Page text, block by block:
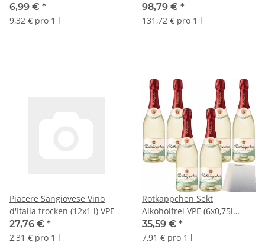
6,99 € *
9,32 € pro 1 l
98,79 € *
131,72 € pro 1 l
Piacere Sangiovese Vino
d'Italia trocken (12x1 l) VPE
27,76 € *
2,31 € pro 1 l
Rotkäppchen Sekt
Alkoholfrei VPE (6x0,75l
Flasche) + usy Block
35,59 € *
7,91 € pro 1 l